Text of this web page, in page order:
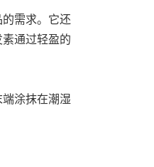
需求。它还
通过轻盈的
涂抹在潮湿